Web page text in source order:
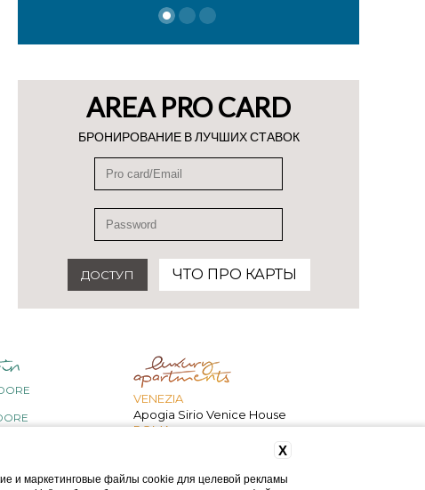
AREA PRO CARD
БРОНИРОВАНИЕ В ЛУЧШИХ СТАВОК
ЧТО ПРО КАРТЫ
VENEZIA
Apogia Sirio Venice House
ROMA
X
и маркетинговые файлы cookie для целевой рекламы